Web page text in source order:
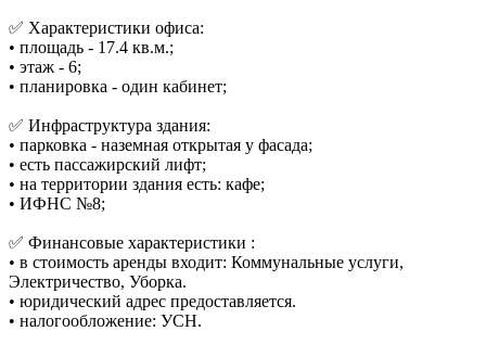
✅ Характеристики офиса:
• площадь - 17.4 кв.м.;
• этаж - 6;
• планировка - один кабинет;
✅ Инфраструктура здания:
• парковка - наземная открытая у фасада;
• есть пассажирский лифт;
• на территории здания есть: кафе;
• ИФНС №8;
✅ Финансовые характеристики :
• в стоимость аренды входит: Коммунальные услуги,
Электричество, Уборка.
• юридический адрес предоставляется.
• налогообложение: УСН.